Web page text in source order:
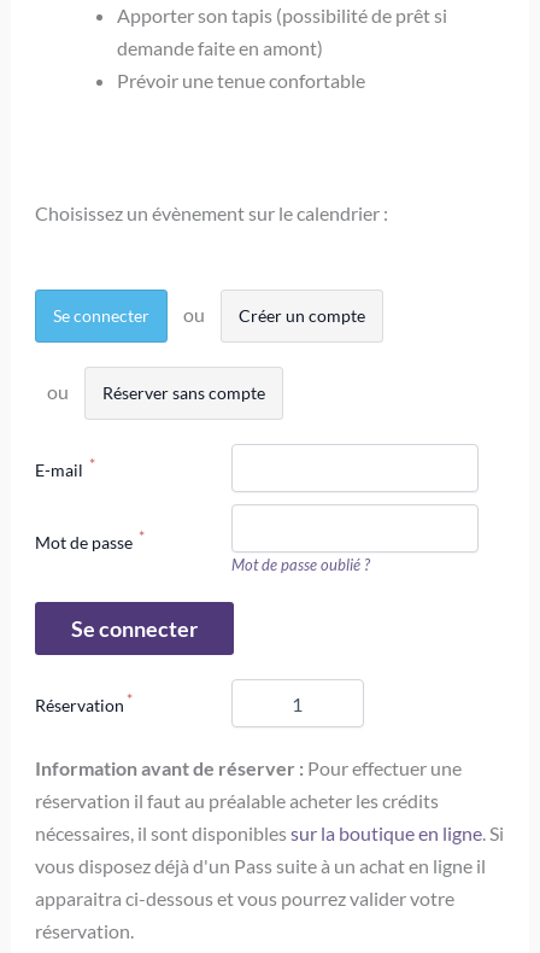
Apporter son tapis (possibilité de prêt si
demande faite en amont)
Prévoir une tenue confortable
Choisissez un évènement sur le calendrier :
Se connecter Créer un compte
Réserver sans compte
E-mail
Mot de passe
Mot de passe oublié ?
Réservation
Information avant de réserver : Pour effectuer une
réservation il faut au préalable acheter les crédits
nécessaires, il sont disponiblessur la boutique en ligne. Si
vous disposez déjà d'un Pass suite à un achat en ligne il
apparaitra ci-dessous et vous pourrez valider votre
réservation.